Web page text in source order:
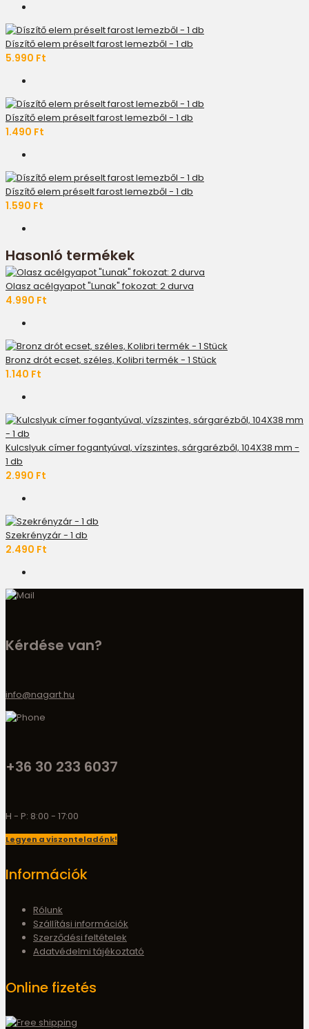
Díszítő elem préselt farost lemezből - 1 db
5.990 Ft
Díszítő elem préselt farost lemezből - 1 db
1.490 Ft
Díszítő elem préselt farost lemezből - 1 db
1.590 Ft
Hasonló termékek
Olasz acélgyapot "Lunak" fokozat: 2 durva
4.990 Ft
Bronz drót ecset, széles, Kolibri termék - 1 Stück
1.140 Ft
Kulcslyuk címer fogantyúval, vízszintes, sárgarézből, 104X38 mm -
1 db
2.990 Ft
Szekrényzár - 1 db
2.490 Ft
Kérdése van?
info@nagart.hu
+36 30 233 6037
H - P: 8:00 - 17:00
Legyen a viszonteladónk!
Információk
Rólunk
Szállítási információk
Szerződési feltételek
Adatvédelmi tájékoztató
Online fizetés